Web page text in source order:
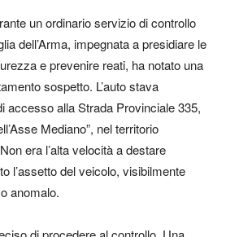
un ordinario servizio di controllo
dell’Arma, impegnata a presidiare le
e prevenire reati, ha notato una
sospetto. L’auto stava
accesso alla Strada Provinciale 335,
Mediano”, nel territorio
era l’alta velocità a destare
l’assetto del veicolo, visibilmente
anomalo.